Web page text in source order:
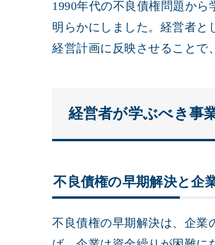
1990年代の不良債権問題か
明らかにしました。経営者と
経営計画に反映させることで
経営者が学ぶべき事
不良債権の早期解決と企
不良債権の早期解決は、企業